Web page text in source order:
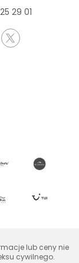
29 01
lub ceny nie
cywilnego.